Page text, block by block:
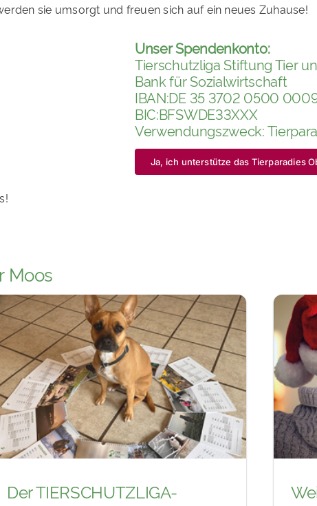
sie umsorgt und freuen sich auf ein neues Zuhause!
Unser Spendenkonto:
Tierschutzliga Stiftung Tier
Bank für Sozialwirtschaft
IBAN:DE 35 3702 0500
BIC:BFSWDE33XXX
Verwendungszweck:
Ja, ich unterstütze das Tierparadies
Moos
Der TIERSCHUTZLIGA-